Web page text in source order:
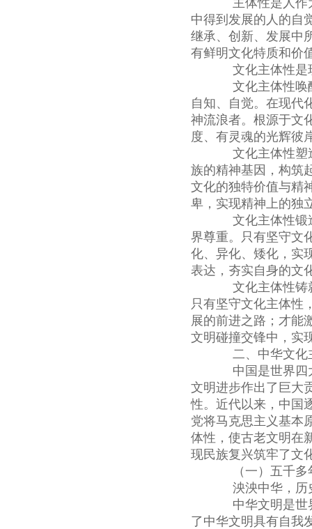
主体性是人作为
中得到发展的人的自
继承、创新、发展中
有鲜明文化特质和价
文化主体性是现
文化主体性唤醒
自知、自觉。在现代
神流浪者。根源于文
度、有灵魂的光辉彼
文化主体性塑造
族的精神基因，构筑
文化的独特价值与精
卑，实现精神上的独
文化主体性锻造
界尊重。只有坚守文
化、异化、矮化，实
表达，夯实自身的文
文化主体性铸就
只有坚守文化主体性
展的前进之路；才能
文明碰撞交锋中，实
二、中华文化
中国是世界四大
文明进步作出了巨大
性。近代以来，中国
党将马克思主义基本
体性，使古老文明在
现民族复兴筑牢了文
（一）五千多
泱泱中华，历
中华文明是世界
了中华文明具有自我